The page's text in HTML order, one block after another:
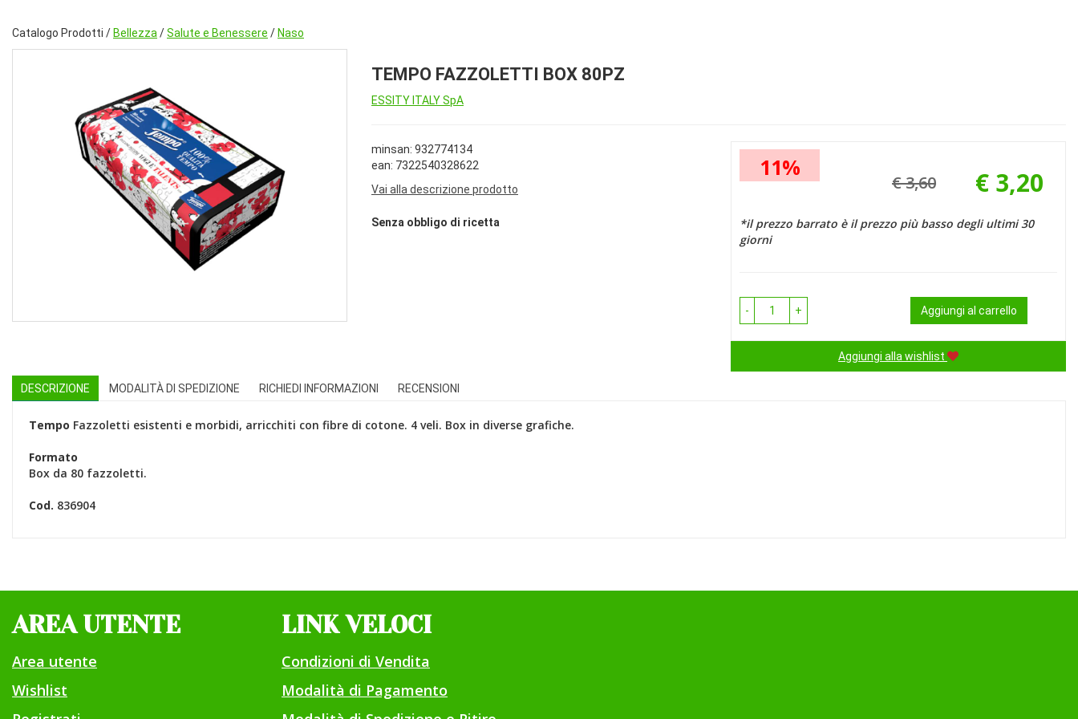
Catalogo Prodotti / Bellezza /Salute e Benessere / Naso
TEMPO FAZZOLETTI BOX 80PZ
ESSITY ITALY SpA
minsan: 932774134
ean: 7322540328622
Vai alla descrizione prodotto
Senza obbligo di ricetta
11%
€ 3,60
Prezzo
€ 3,20
*il prezzo barrato è il prezzo più basso degli ultimi 30
giorni
- + Aggiungi al carrello
Aggiungi alla wishlist
DESCRIZIONE MODALITÀ DI SPEDIZIONE RICHIEDI INFORMAZIONI RECENSIONI
Tempo Fazzoletti esistenti e morbidi, arricchiti con fibre di cotone. 4 veli. Box in diverse grafiche.
Formato
Box da 80 fazzoletti.
Cod. 836904
AREA UTENTE
Area utente
Wishlist
LINK VELOCI
Condizioni di Vendita
Modalità di Pagamento